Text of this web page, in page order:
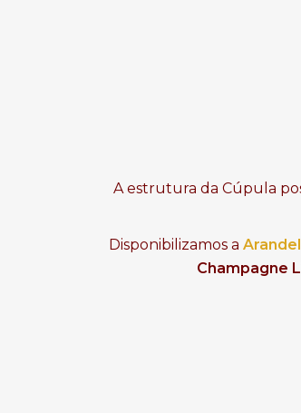
A estrutura da Cúpula
Disponibilizamos a
Champagne